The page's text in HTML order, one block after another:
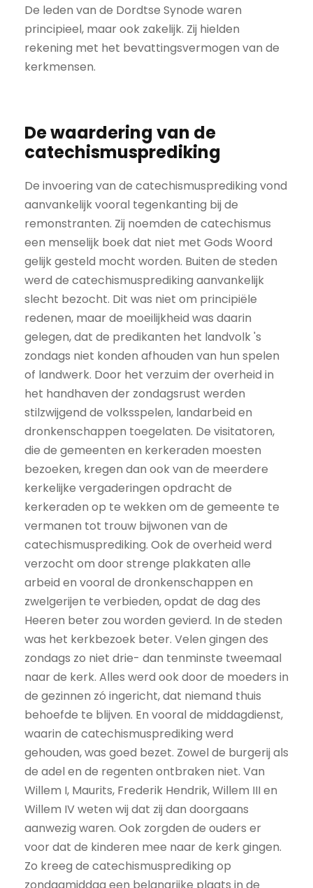
De leden van de Dordtse Synode waren
principieel, maar ook zakelijk. Zij hielden
rekening met het bevattingsvermogen van de
kerkmensen.
De waardering van de
catechismusprediking
De invoering van de catechismusprediking vond
aanvankelijk vooral tegenkanting bij de
remonstranten. Zij noemden de catechismus
een menselijk boek dat niet met Gods Woord
gelijk gesteld mocht worden. Buiten de steden
werd de catechismusprediking aanvankelijk
slecht bezocht. Dit was niet om principiële
redenen, maar de moeilijkheid was daarin
gelegen, dat de predikanten het landvolk 's
zondags niet konden afhouden van hun spelen
of landwerk. Door het verzuim der overheid in
het handhaven der zondagsrust werden
stilzwijgend de volksspelen, landarbeid en
dronkenschappen toegelaten. De visitatoren,
die de gemeenten en kerkeraden moesten
bezoeken, kregen dan ook van de meerdere
kerkelijke vergaderingen opdracht de
kerkeraden op te wekken om de gemeente te
vermanen tot trouw bijwonen van de
catechismusprediking. Ook de overheid werd
verzocht om door strenge plakkaten alle
arbeid en vooral de dronkenschappen en
zwelgerijen te verbieden, opdat de dag des
Heeren beter zou worden gevierd. In de steden
was het kerkbezoek beter. Velen gingen des
zondags zo niet drie- dan tenminste tweemaal
naar de kerk. Alles werd ook door de moeders in
de gezinnen zó ingericht, dat niemand thuis
behoefde te blijven. En vooral de middagdienst,
waarin de catechismusprediking werd
gehouden, was goed bezet. Zowel de burgerij als
de adel en de regenten ontbraken niet. Van
Willem I, Maurits, Frederik Hendrik, Willem III en
Willem IV weten wij dat zij dan doorgaans
aanwezig waren. Ook zorgden de ouders er
voor dat de kinderen mee naar de kerk gingen.
Zo kreeg de catechismusprediking op
zondagmiddag een belangrijke plaats in de